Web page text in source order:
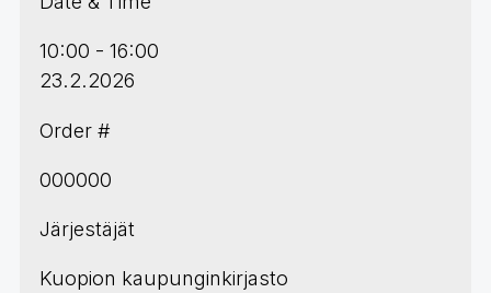
10:00 - 16:00
23.2.2026
Order #
000000
Järjestäjät
Kuopion kaupunginkirjasto